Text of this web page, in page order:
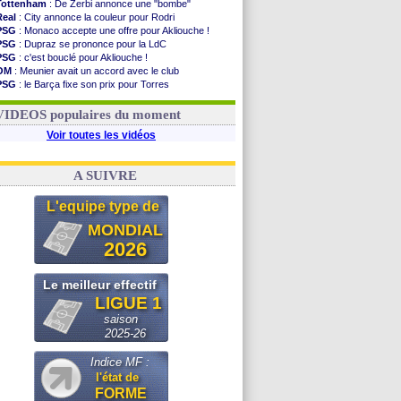
: De Zerbi annonce une "bombe"
: City annonce la couleur pour Rodri
: Monaco accepte une offre pour Akliouche !
: Dupraz se prononce pour la LdC
: c'est bouclé pour Akliouche !
: Meunier avait un accord avec le club
: le Barça fixe son prix pour Torres
: Infantino sollicite Trump
populaires du moment
Voir toutes les vidéos
A SUIVRE
L'equipe type de
MONDIAL
2026
Le meilleur effectif
LIGUE 1
saison
2025-26
Indice MF :
l'état de
FORME